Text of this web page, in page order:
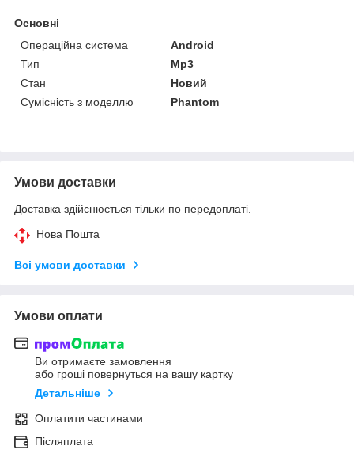
Основні
Операційна система
Android
Тип
Mp3
Стан
Новий
Сумісність з моделлю
Phantom
Умови доставки
Доставка здійснюється тільки по передоплаті.
Нова Пошта
Всі умови доставки
Умови оплати
Ви отримаєте замовлення
або гроші повернуться на вашу картку
Детальніше
Оплатити частинами
Післяплата